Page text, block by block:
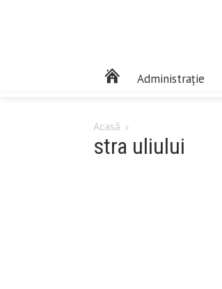
Administrație
Acasă
stra uliului